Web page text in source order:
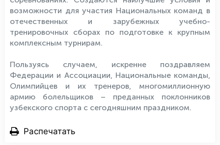
возможности для участия Национальных команд в
отечественных и зарубежных учебно-
тренировочных сборах по подготовке к крупным
комплексным турнирам.
Пользуясь случаем, искренне поздравляем
Федерации и Ассоциации, Национальные команды,
Олимпийцев и их тренеров, многомиллионную
армию болельщиков – преданных поклонников
узбекского спорта с сегодняшним праздником.
Распечатать